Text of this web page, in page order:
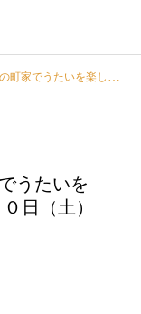
しむ ２０２１年１１月２０日（土）
うたいを
日（土）